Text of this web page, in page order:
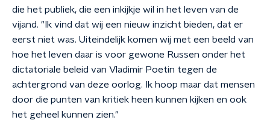
die het publiek, die een inkijkje wil in het leven van de
vijand. "Ik vind dat wij een nieuw inzicht bieden, dat er
eerst niet was. Uiteindelijk komen wij met een beeld van
hoe het leven daar is voor gewone Russen onder het
dictatoriale beleid van Vladimir Poetin tegen de
achtergrond van deze oorlog. Ik hoop maar dat mensen
door die punten van kritiek heen kunnen kijken en ook
het geheel kunnen zien."